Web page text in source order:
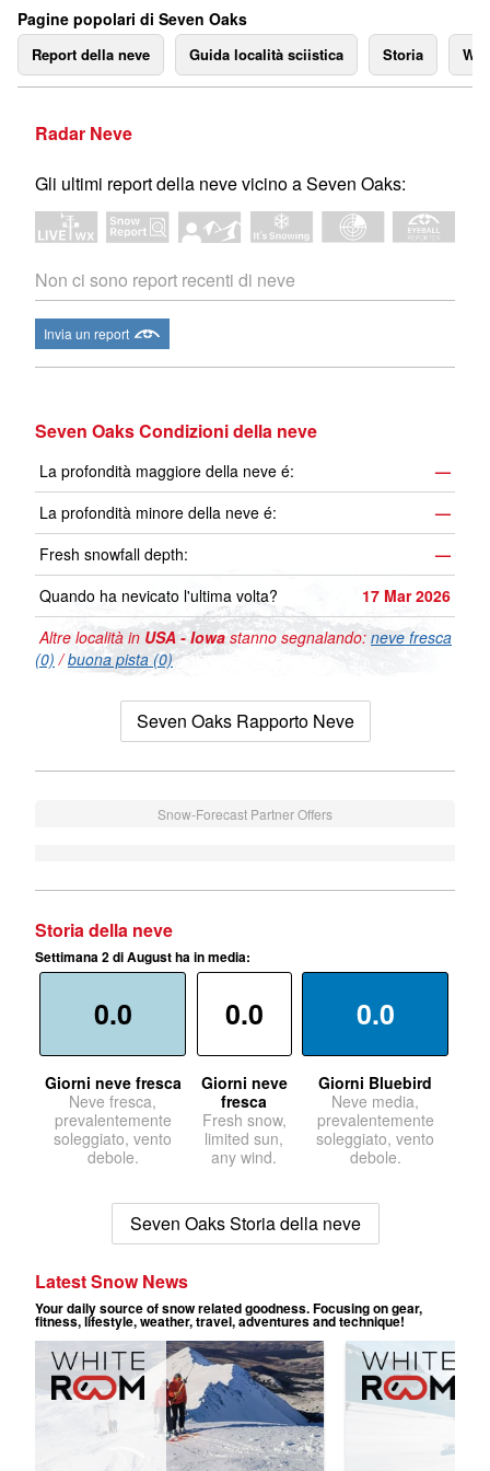
Pagine popolari di Seven Oaks
Report della neve Guida località sciistica Storia
Radar Neve
Gli ultimi report della neve vicino a Seven Oaks:
Non ci sono report recenti di neve
Invia un report
Seven Oaks Condizioni della neve
La profondità maggiore della neve é:
—
La profondità minore della neve é:
—
Fresh snowfall depth:
—
Quando ha nevicato l'ultima volta?
17 Mar 2026
Altre località in USA - Iowastanno segnalando: neve fresca
(0) /buona pista (0)
Seven Oaks Rapporto Neve
Snow-Forecast Partner Offers
Storia della neve
Settimana 2 di August ha in media:
0.0
Giorni neve fresca
Neve fresca,
prevalentemente
soleggiato, vento
debole.
0.0
Giorni neve
fresca
Fresh snow,
limited sun,
any wind.
0.0
Giorni Bluebird
Neve media,
prevalentemente
soleggiato, vento
debole.
Seven Oaks Storia della neve